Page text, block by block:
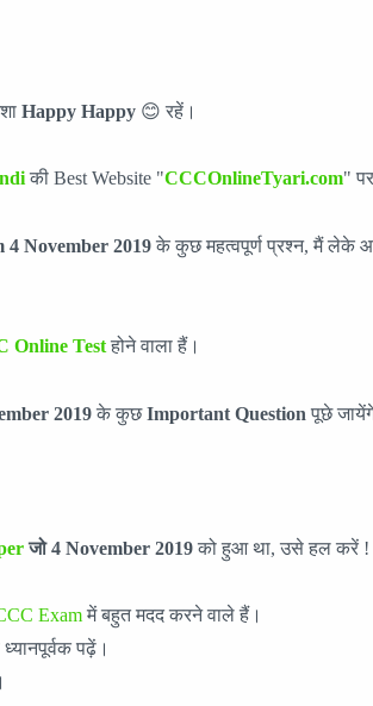
Happy Happy 😊 रहें।
की Best Website "CCCOnlineTyari.com"
4 November 2019 के कुछ महत्वपूर्ण प्रश्न, मैं लेके
Online Test होने वाला हैं।
2019 के कुछImportant Question पूछे
जो 4 November 2019 को हुआ था, उसे हल करें !
Exam में बहुत मदद करने वाले हैं।
पढ़ें।